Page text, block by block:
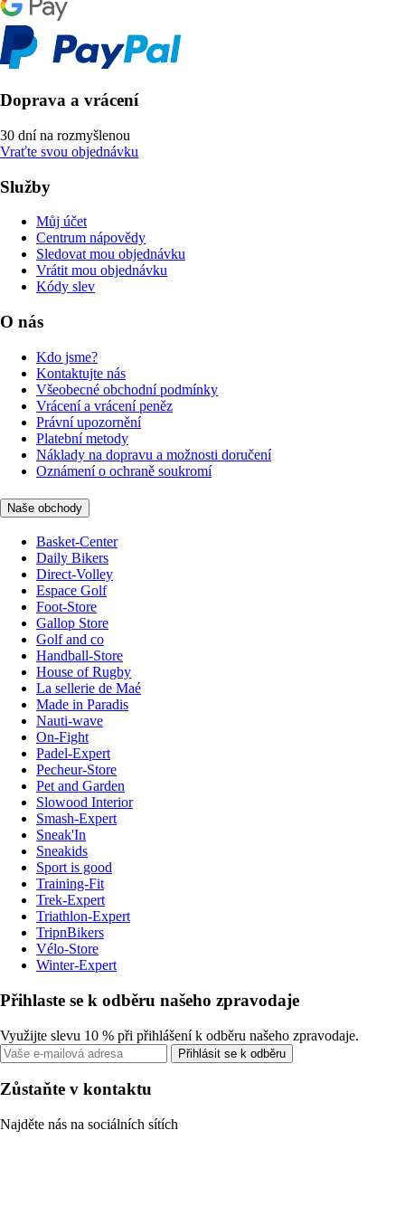
Doprava a vrácení
30 dní na rozmyšlenou
Vraťte svou objednávku
Služby
Můj účet
Centrum nápovědy
Sledovat mou objednávku
Vrátit mou objednávku
Kódy slev
O nás
Kdo jsme?
Kontaktujte nás
Všeobecné obchodní podmínky
Vrácení a vrácení peněz
Právní upozornění
Platební metody
Náklady na dopravu a možnosti doručení
Oznámení o ochraně soukromí
Naše obchody
Basket-Center
Daily Bikers
Direct-Volley
Espace Golf
Foot-Store
Gallop Store
Golf and co
Handball-Store
House of Rugby
La sellerie de Maé
Made in Paradis
Nauti-wave
On-Fight
Padel-Expert
Pecheur-Store
Pet and Garden
Slowood Interior
Smash-Expert
Sneak'In
Sneakids
Sport is good
Training-Fit
Trek-Expert
Triathlon-Expert
TripnBikers
Vélo-Store
Winter-Expert
Přihlaste se k odběru našeho zpravodaje
Využijte slevu 10 % při přihlášení k odběru našeho zpravodaje.
Přihlásit se k odběru
Zůstaňte v kontaktu
Najděte nás na sociálních sítích